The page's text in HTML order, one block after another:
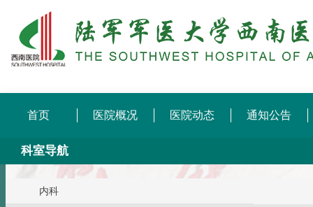
首页 医院概况 医院动态 通知公告
科室导航
内科